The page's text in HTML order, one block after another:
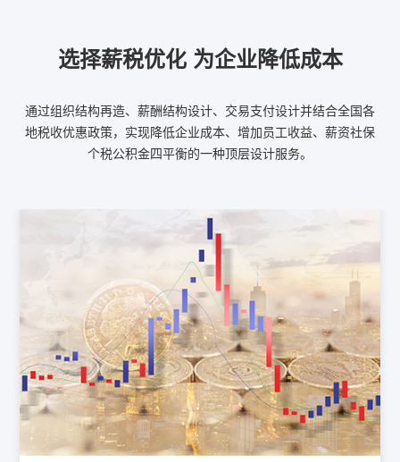
选择薪税优化 为企业降低成本
通过组织结构再造、薪酬结构设计、交易支付设计并结合全国各
地税收优惠政策，实现降低企业成本、增加员工收益、薪资社保
个税公积金四平衡的一种顶层设计服务。